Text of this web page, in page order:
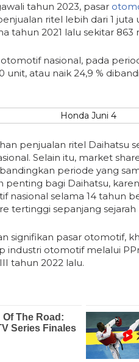
tahun 2023, pasar
ritel lebih dari 1 juta
tahun 2021 lalu sekitar 863
nasional, pada
unit, atau naik 24,9 %
penjualan ritel Daihatsu
Selain itu, market
periode yang
penting bagi Daihatsu,
nasional selama 14 tahun
tertinggi sepanjang sejarah
signifikan pasar otomotif,
otomotif melalui
tahun 2022 lalu.